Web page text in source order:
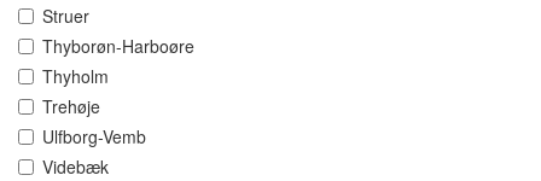
Struer
Thyborøn-Harboøre
Thyholm
Trehøje
Ulfborg-Vemb
Videbæk